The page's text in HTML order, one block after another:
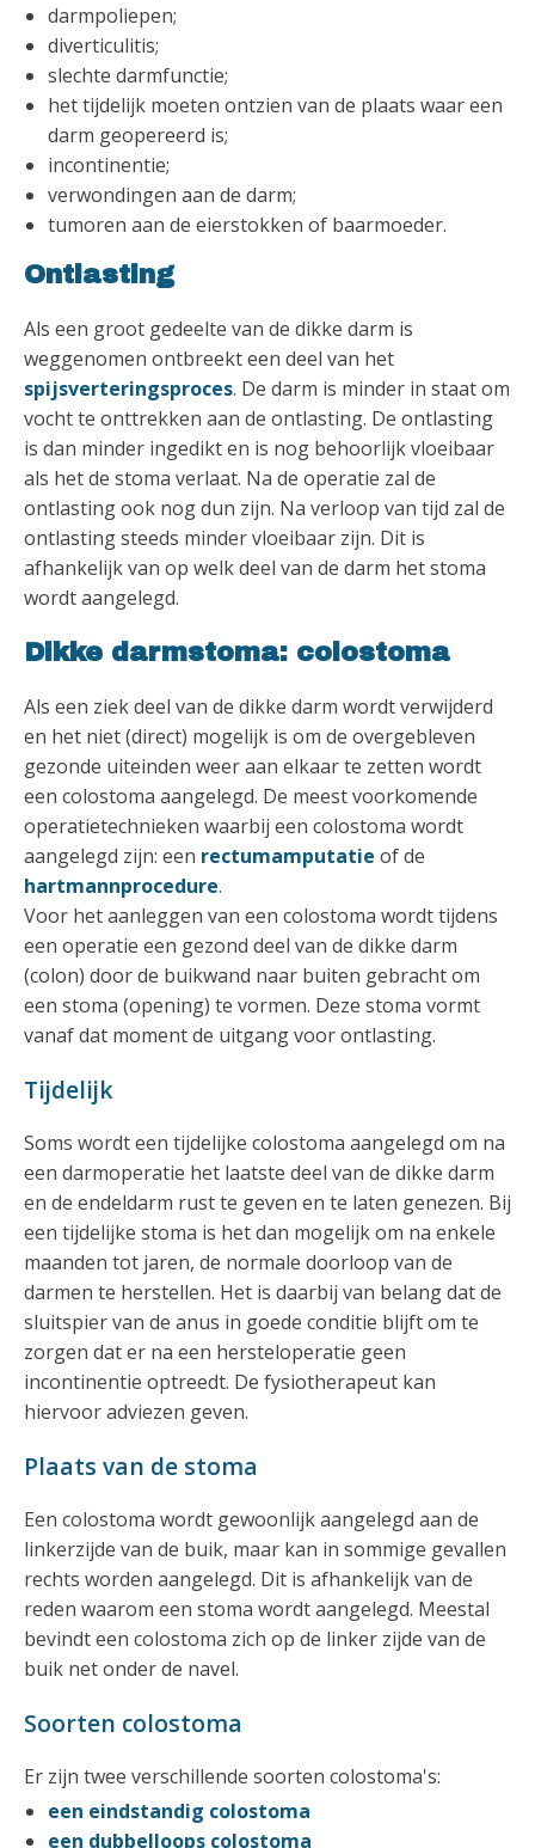
darmpoliepen;
diverticulitis;
slechte darmfunctie;
het tijdelijk moeten ontzien van de plaats waar een
darm geopereerd is;
incontinentie;
verwondingen aan de darm;
tumoren aan de eierstokken of baarmoeder.
Ontlasting
Als een groot gedeelte van de dikke darm is
weggenomen ontbreekt een deel van het
spijsverteringsproces. De darm is minder in staat om
vocht te onttrekken aan de ontlasting. De ontlasting
is dan minder ingedikt en is nog behoorlijk vloeibaar
als het de stoma verlaat. Na de operatie zal de
ontlasting ook nog dun zijn. Na verloop van tijd zal de
ontlasting steeds minder vloeibaar zijn. Dit is
afhankelijk van op welk deel van de darm het stoma
wordt aangelegd.
Dikke darmstoma: colostoma
Als een ziek deel van de dikke darm wordt verwijderd
en het niet (direct) mogelijk is om de overgebleven
gezonde uiteinden weer aan elkaar te zetten wordt
een colostoma aangelegd. De meest voorkomende
operatietechnieken waarbij een colostoma wordt
aangelegd zijn: een rectumamputatie of de
hartmannprocedure.
Voor het aanleggen van een colostoma wordt tijdens
een operatie een gezond deel van de dikke darm
(colon) door de buikwand naar buiten gebracht om
een stoma (opening) te vormen. Deze stoma vormt
vanaf dat moment de uitgang voor ontlasting.
Tijdelijk
Soms wordt een tijdelijke colostoma aangelegd om na
een darmoperatie het laatste deel van de dikke darm
en de endeldarm rust te geven en te laten genezen. Bij
een tijdelijke stoma is het dan mogelijk om na enkele
maanden tot jaren, de normale doorloop van de
darmen te herstellen. Het is daarbij van belang dat de
sluitspier van de anus in goede conditie blijft om te
zorgen dat er na een hersteloperatie geen
incontinentie optreedt. De fysiotherapeut kan
hiervoor adviezen geven.
Plaats van de stoma
Een colostoma wordt gewoonlijk aangelegd aan de
linkerzijde van de buik, maar kan in sommige gevallen
rechts worden aangelegd. Dit is afhankelijk van de
reden waarom een stoma wordt aangelegd. Meestal
bevindt een colostoma zich op de linker zijde van de
buik net onder de navel.
Soorten colostoma
Er zijn twee verschillende soorten colostoma's:
een eindstandig colostoma
een dubbelloops colostoma